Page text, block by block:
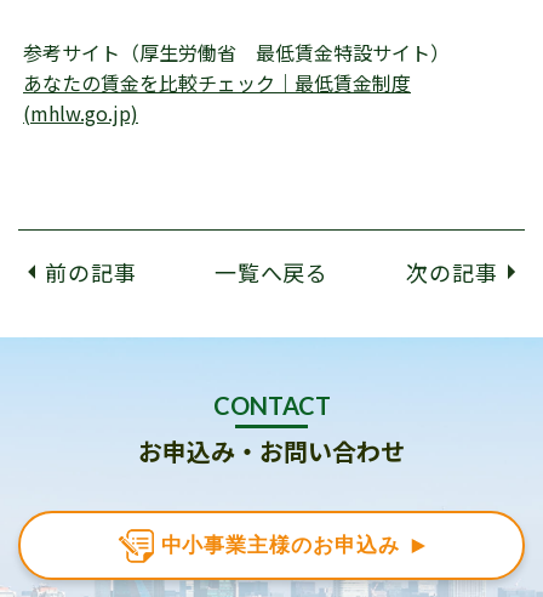
参考サイト（厚生労働省 最低賃金特設サイト）
あなたの賃金を比較チェック｜最低賃金制度
(mhlw.go.jp)
前の記事 一覧へ戻る 次の記事
CONTACT
お申込み・お問い合わせ
中小事業主様のお申込み